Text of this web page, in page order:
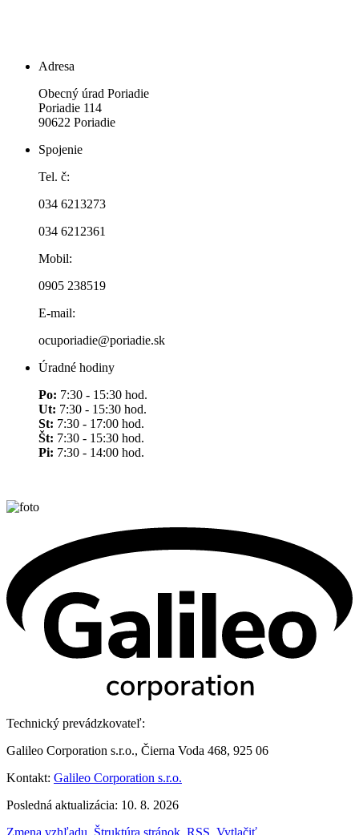
Adresa
Obecný úrad Poriadie
Poriadie 114
90622 Poriadie
Spojenie
Tel. č:
034 6213273
034 6212361
Mobil:
0905 238519
E-mail:
ocuporiadie@poriadie.sk
Úradné hodiny
Po: 7:30 - 15:30 hod.
Ut: 7:30 - 15:30 hod.
St: 7:30 - 17:00 hod.
Št: 7:30 - 15:30 hod.
Pi: 7:30 - 14:00 hod.
Technický prevádzkovateľ:
Galileo Corporation s.r.o., Čierna Voda 468, 925 06
Kontakt: Galileo Corporation s.r.o.
Posledná aktualizácia: 10. 8. 2026
Zmena vzhľadu Štruktúra stránok RSS Vytlačiť